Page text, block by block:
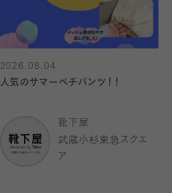
2026.08.04
人気のサマーペチパンツ！！
靴下屋
武蔵小杉東急スクエ
ア